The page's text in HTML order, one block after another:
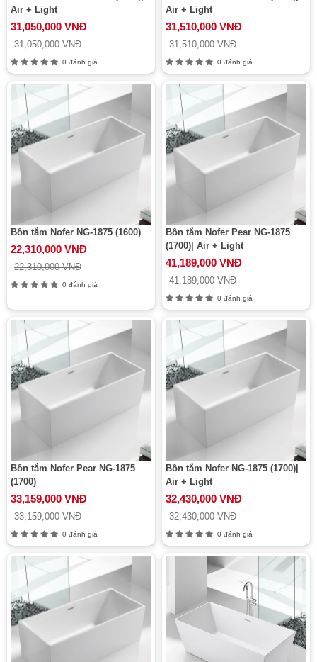
Air + Light
31,050,000 VNĐ
31,050,000 VNĐ
0 đánh giá
Air + Light
31,510,000 VNĐ
31,510,000 VNĐ
0 đánh giá
Bồn tắm Nofer NG-1875 (1600)
22,310,000 VNĐ
22,310,000 VNĐ
0 đánh giá
Bồn tắm Nofer Pear NG-1875
(1700)| Air + Light
41,189,000 VNĐ
41,189,000 VNĐ
0 đánh giá
Bồn tắm Nofer Pear NG-1875
(1700)
33,159,000 VNĐ
33,159,000 VNĐ
0 đánh giá
Bồn tắm Nofer NG-1875 (1700)|
Air + Light
32,430,000 VNĐ
32,430,000 VNĐ
0 đánh giá